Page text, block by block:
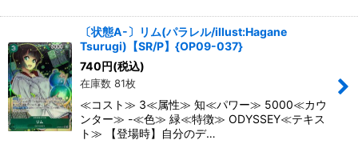
〔状態A-〕リム(パラレル/illust:Hagane
Tsurugi)【SR/P】{OP09-037}
740円(税込)
在庫数 81枚
≪コスト≫ 3≪属性≫ 知≪パワー≫ 5000≪カウ
ンター≫ -≪色≫ 緑≪特徴≫ ODYSSEY≪テキス
ト≫ 【登場時】自分のデ…